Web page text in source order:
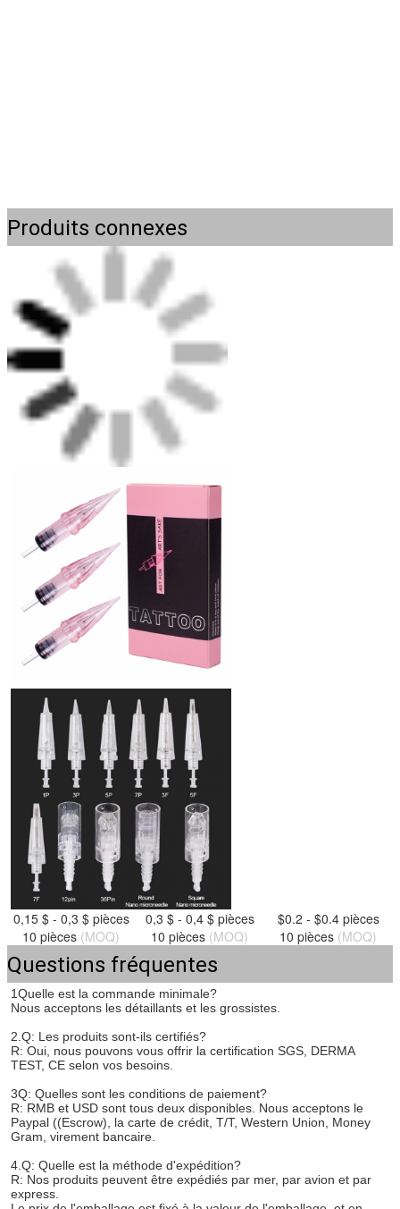
Produits connexes
0,15 $ - 0,3 $ pièces
10 pièces (MOQ)
0,3 $ - 0,4 $ pièces
10 pièces (MOQ)
$0.2 - $0.4 pièces
10 pièces (MOQ)
Questions fréquentes
1Quelle est la commande minimale?
Nous acceptons les détaillants et les grossistes.
2.Q: Les produits sont-ils certifiés?
R: Oui, nous pouvons vous offrir la certification SGS, DERMA
TEST, CE selon vos besoins.
3Q: Quelles sont les conditions de paiement?
R: RMB et USD sont tous deux disponibles. Nous acceptons le
Paypal ((Escrow), la carte de crédit, T/T, Western Union, Money
Gram, virement bancaire.
4.Q: Quelle est la méthode d'expédition?
R: Nos produits peuvent être expédiés par mer, par avion et par
express.